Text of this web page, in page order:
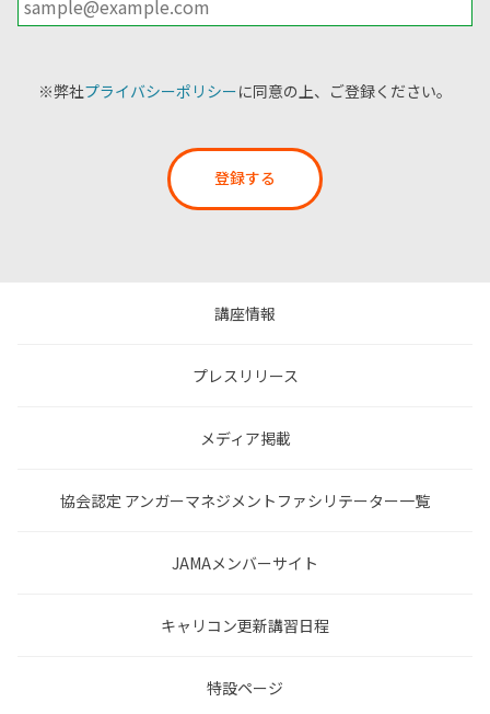
※弊社プライバシーポリシーに同意の上、ご登録ください。
登録する
講座情報
プレスリリース
メディア掲載
協会認定 アンガーマネジメントファシリテーター一覧
JAMAメンバーサイト
キャリコン更新講習日程
特設ページ